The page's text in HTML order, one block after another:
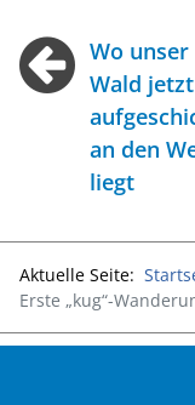
Wo unser
Wald jetzt
an den
liegt
Aktuelle Seite:
Erste „kug“-